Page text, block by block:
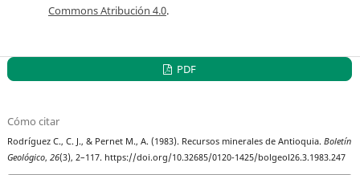
Commons Atribución 4.0.
PDF
Cómo citar
Rodríguez C., C. J., & Pernet M., A. (1983). Recursos minerales de Antioquia.Boletín
Geológico,26(3), 2–117. https://doi.org/10.32685/0120-1425/bolgeol26.3.1983.247